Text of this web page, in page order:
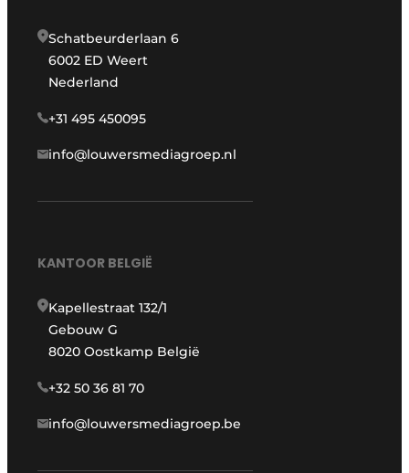
Schatbeurderlaan 6
6002 ED Weert
Nederland
+31 495 450095
info@louwersmediagroep.nl
KANTOOR BELGIË
Kapellestraat 132/1
Gebouw G
8020 Oostkamp België
+32 50 36 81 70
info@louwersmediagroep.be